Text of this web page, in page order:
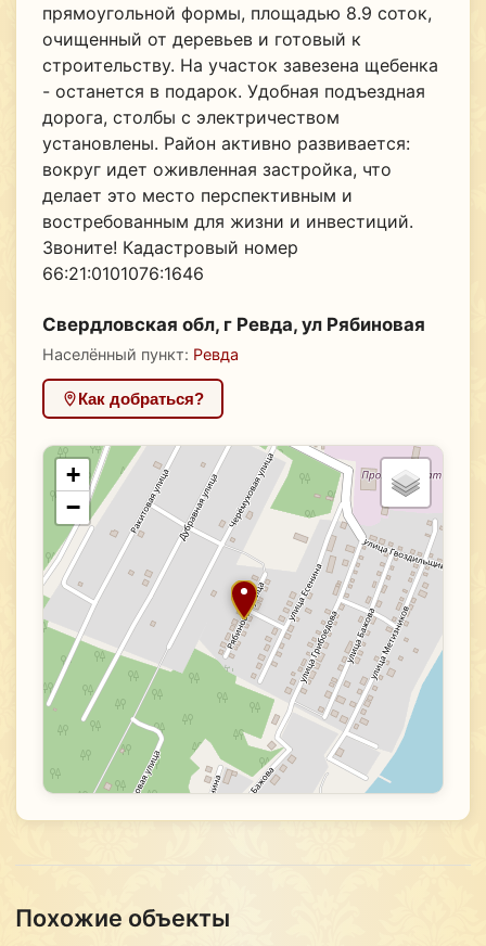
прямоугольной формы, площадью 8.9 соток,
очищенный от деревьев и готовый к
строительству. На участок завезена щебенка
- останется в подарок. Удобная подъездная
дорога, столбы с электричеством
установлены. Район активно развивается:
вокруг идет оживленная застройка, что
делает это место перспективным и
востребованным для жизни и инвестиций.
Звоните! Кадастровый номер
66:21:0101076:1646
Свердловская обл, г Ревда, ул Рябиновая
Населённый пункт: Ревда
Как добраться?
+
−
Похожие объекты